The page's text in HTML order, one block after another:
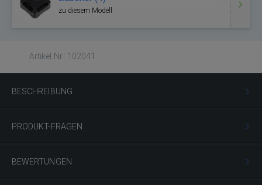
zu diesem Modell
Artikel Nr.: 102041
BESCHREIBUNG
PRODUKT-FRAGEN
BEWERTUNGEN